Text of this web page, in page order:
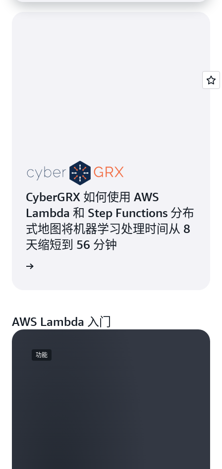
CyberGRX 如何使用 AWS
Lambda 和 Step Functions 分布
式地图将机器学习处理时间从 8
天缩短到 56 分钟
AWS Lambda 入门
功能